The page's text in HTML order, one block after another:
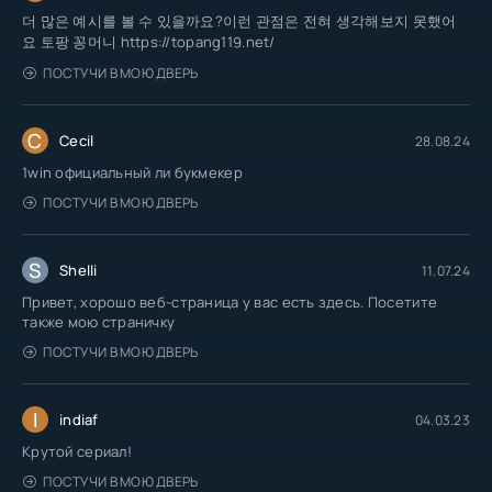
더 많은 예시를 볼 수 있을까요?이런 관점은 전혀 생각해보지 못했어
요 토팡 꽁머니 https://topang119.net/
ПОСТУЧИ В МОЮ ДВЕРЬ
C Cecil 28.08.24
1win официальный ли букмекер
ПОСТУЧИ В МОЮ ДВЕРЬ
S Shelli 11.07.24
Привет, хорошо веб-страница у вас есть здесь. Посетите
также мою страничку
ПОСТУЧИ В МОЮ ДВЕРЬ
I indiaf 04.03.23
Крутой сериал!
ПОСТУЧИ В МОЮ ДВЕРЬ